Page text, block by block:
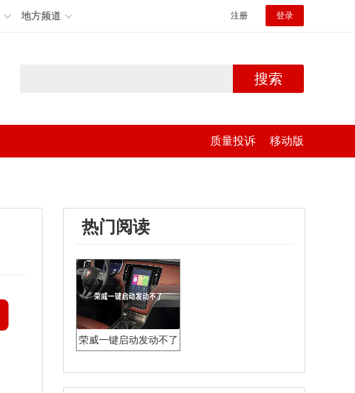
地方频道 注册 登录
搜索
质量投诉 移动版
热门阅读
荣威一键启动发动不了